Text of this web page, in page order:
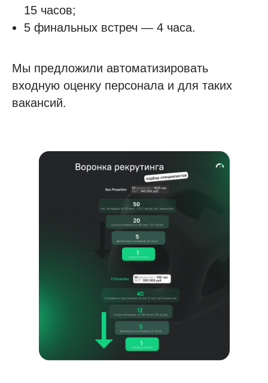
15 часов;
5 финальных встреч — 4 часа.
Мы предложили автоматизировать
входную оценку персонала и для таких
вакансий.